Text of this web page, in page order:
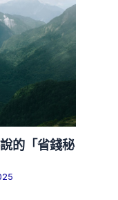
的「省錢秘